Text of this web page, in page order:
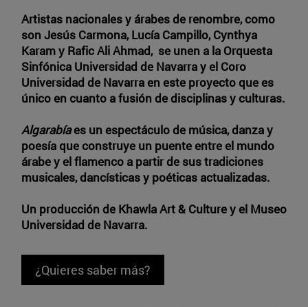
Artistas nacionales y árabes de renombre, como
son Jesús Carmona, Lucía Campillo, Cynthya
Karam y Rafic Ali Ahmad, se unen a la Orquesta
Sinfónica Universidad de Navarra y el Coro
Universidad de Navarra en este proyecto que es
único en cuanto a fusión de disciplinas y culturas.
Algarabíaes un espectáculo de música, danza y
poesía que construye un puente entre el mundo
árabe y el flamenco a partir de sus tradiciones
musicales, dancísticas y poéticas actualizadas.
Un producción de Khawla Art & Culture y el Museo
Universidad de Navarra.
¿Quieres saber más?